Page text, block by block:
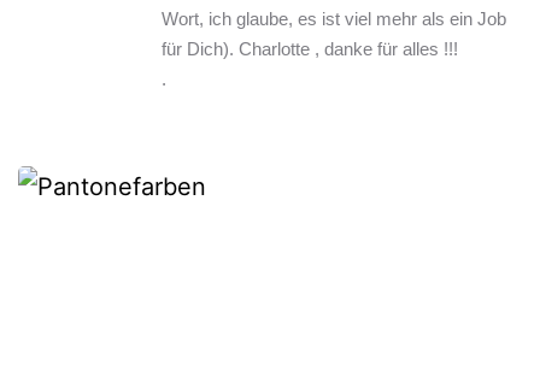
Wort, ich glaube, es ist viel mehr als ein Job
für Dich). Charlotte , danke für alles !!!
.